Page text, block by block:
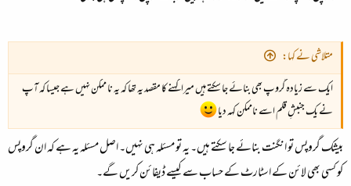
متلاشی نے کہا:
ایک سے زیادہ گروپ بھی بنائے جا سکتے ہیں میرا کہنے کا مقصد یہ تھا کہ یہ نا ممکن نہیں ہے جیسا کہ آپ
نے یک جنبشِ قلم اسے ناممکن کہہ دیا
بیشک گروپس تو انگنت بنائے جا سکتے ہیں۔ یہ تو مسئلہ ہی نہیں۔ اصل مسئلہ یہ ہے کہ ان گروپس
کو کسی بھی لائن کے اسٹارٹ کے حساب سے کیسے ڈیفائن کریں گے۔